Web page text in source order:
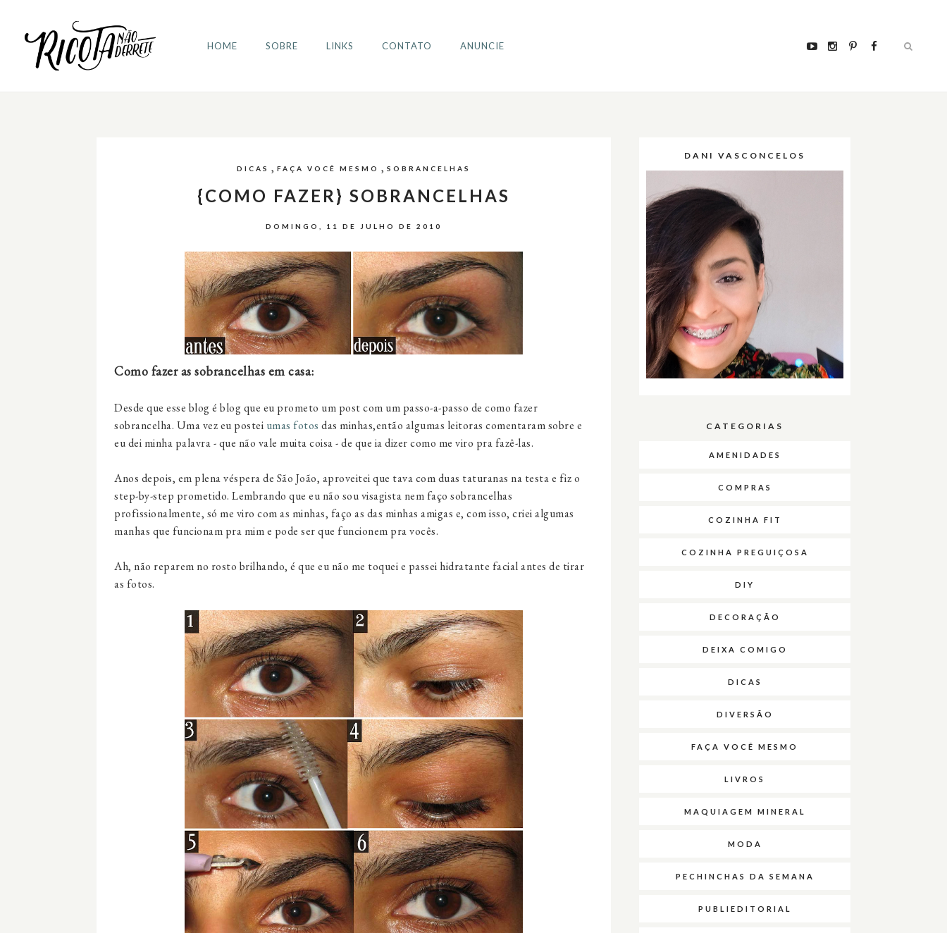
HOME SOBRE LINKS CONTATO ANUNCIE
DICAS , FAÇA VOCÊ MESMO , SOBRANCELHAS
{COMO FAZER} SOBRANCELHAS
DOMINGO, 11 DE JULHO DE 2010
Como fazer as sobrancelhas em casa:
Desde que esse blog é blog que eu prometo um post com um passo-a-passo de como fazer
sobrancelha. Uma vez eu postei umas fotos das minhas,então algumas leitoras comentaram sobre e
eu dei minha palavra - que não vale muita coisa - de que ia dizer como me viro pra fazê-las.
Anos depois, em plena véspera de São João, aproveitei que tava com duas taturanas na testa e fiz o
step-by-step prometido. Lembrando que eu não sou visagista nem faço sobrancelhas
profissionalmente, só me viro com as minhas, faço as das minhas amigas e, com isso, criei algumas
manhas que funcionam pra mim e pode ser que funcionem pra vocês.
Ah, não reparem no rosto brilhando, é que eu não me toquei e passei hidratante facial antes de tirar
as fotos.
DANI VASCONCELOS
CATEGORIAS
AMENIDADES
COMPRAS
COZINHA FIT
COZINHA PREGUIÇOSA
DIY
DECORAÇÃO
DEIXA COMIGO
DICAS
DIVERSÃO
FAÇA VOCÊ MESMO
LIVROS
MAQUIAGEM MINERAL
MODA
PECHINCHAS DA SEMANA
PUBLIEDITORIAL